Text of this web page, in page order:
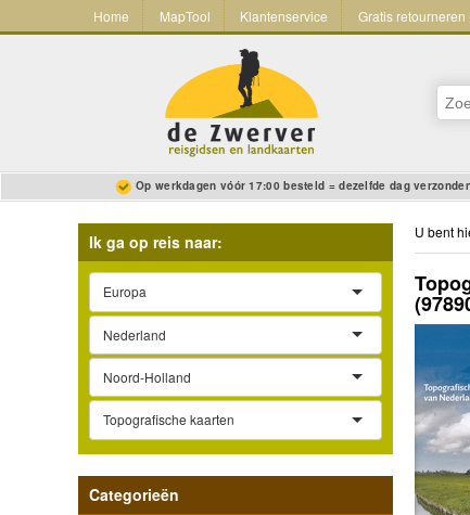
Home MapTool Klantenservice Gratis retourneren
Op werkdagen vóór 17:00 besteld = dezelfde dag
Ik ga op reis naar:
Europa
Nederland
Noord-Holland
Topografische kaarten
Categorieën
U bent